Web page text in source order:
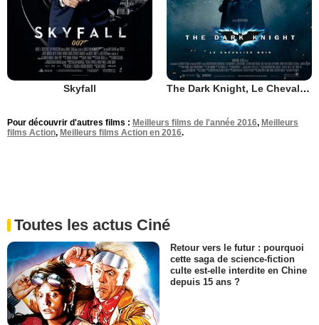
Skyfall The Dark Knight, Le Chevalier Noir
Pour découvrir d'autres films : Meilleurs films de l'année 2016, Meilleurs
films Action, Meilleurs films Action en 2016.
Toutes les actus Ciné
Retour vers le futur : pourquoi
cette saga de science-fiction
culte est-elle interdite en Chine
depuis 15 ans ?